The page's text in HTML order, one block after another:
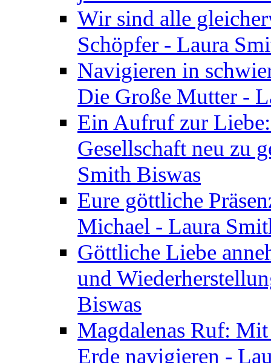
Wir sind alle
Schöpfer - Laura
Navigieren in
Die Große Mutter -
Ein Aufruf zur
Gesellschaft neu zu
Smith Biswas
Eure göttliche
Michael - Laura
Göttliche Liebe
und
Biswas
Magdalenas Ruf:
Erde navigieren -